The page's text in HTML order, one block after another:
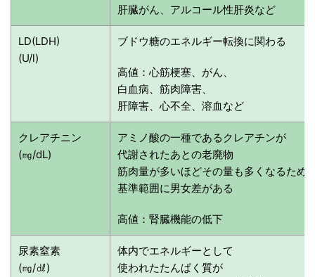
肝臓がん、アルコール性肝炎など
LD(LDH)
(U/l)
ブドウ糖のエネルギー転換に関わる
高値：心筋梗塞、がん、
白血病、筋肉障害、
肝障害、心不全、溶血など
クレアチニン
(㎎/dL)
アミノ酸の一種であるクレアチンが
代謝されたあとの老廃物
筋肉量が多いほどその量も多くなるため
基準範囲に男女差がある
高値：腎臓機能の低下
尿素窒素
(㎎/㎗)
体内でエネルギーとして
使われたたんぱく質が